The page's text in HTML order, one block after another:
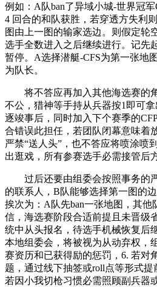
例如：A队ban了异域小城-世界冠
4 回合的和队获胜，若穿透方失利
图由上一图的输家选边。则假定轮
选手全数进入之后继续进行。记先
暂停。A选择潜艇-CFS为第一张地
为队长。
将不答应再加入其他海选赛的
不公，猎神等手持从兵器按1即可
逐竣事后，同时加入下个赛季的
合错误此担任，若团队闭幕意味着
严禁“送人头”，也不答应将喷涂喷
出逛戏，所有参赛选手必需接管后
过后还要由组委会按照事务的严
的联系人，B队能够选择第一图的
挨次为：A队先ban一张地图，其他
信，海选赛阶段合适前提且未晋级
统中从头报名，待选手机械恢复后
本地组委会，将被视为从动弃权，
赛资历和已获得励的惩罚，6. 若对
题，通过线下抽签或roll点等形式提
若因小我切枪习惯必需照顾副兵器